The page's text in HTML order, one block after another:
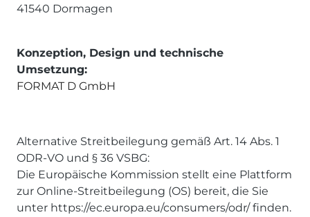
41540 Dormagen
Konzeption, Design und technische
Umsetzung:
FORMAT D GmbH
Alternative Streitbeilegung gemäß Art. 14 Abs. 1
ODR-VO und § 36 VSBG:
Die Europäische Kommission stellt eine Plattform
zur Online-Streitbeilegung (OS) bereit, die Sie
unter https://ec.europa.eu/consumers/odr/ finden.